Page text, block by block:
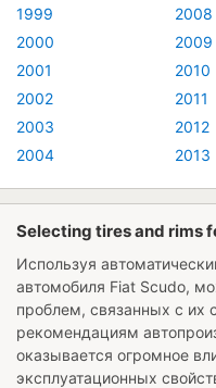
1999
2000
2001
2002
2003
2004
2008
2009
2010
2011
2012
2013
Selecting tires and rims
Используя
автомобиля Fiat Scudo,
проблем, связанных с их
рекомендациям
оказывается огромное
эксплуатационных